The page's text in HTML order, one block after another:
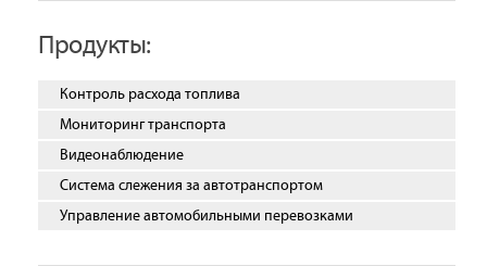
Продукты:
Контроль расхода топлива
Мониторинг транспорта
Видеонаблюдение
Система слежения за автотранспортом
Управление автомобильными перевозками